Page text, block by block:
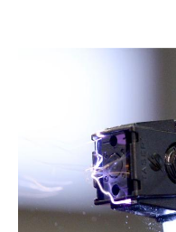
Sendungen